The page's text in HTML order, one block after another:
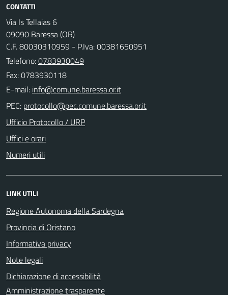
CONTATTI
Via Is Tellaias 6
09090 Baressa (OR)
C.F. 80030310959 - P.Iva: 00381650951
Telefono:0783930049
Fax: 0783930118
E-mail:
PEC:
Ufficio Protocollo / URP
Uffici e orari
Numeri utili
LINK UTILI
Regione Autonoma della Sardegna
Provincia di Oristano
Informativa privacy
Note legali
Dichiarazione di accessibilità
Amministrazione trasparente